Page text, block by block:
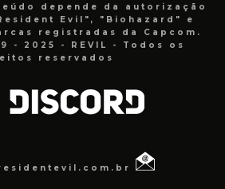
depende da autorização
Evil", "Biohazard" e
registradas da Capcom.
- 2025 - REVIL - Todos os
reservados